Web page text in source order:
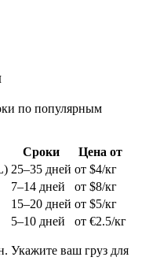
по популярным
Сроки
Цена от
25–35 дней от $4/кг
7–14 дней
от $8/кг
15–20 дней от $5/кг
5–10 дней от €2.5/кг
Укажите ваш груз для